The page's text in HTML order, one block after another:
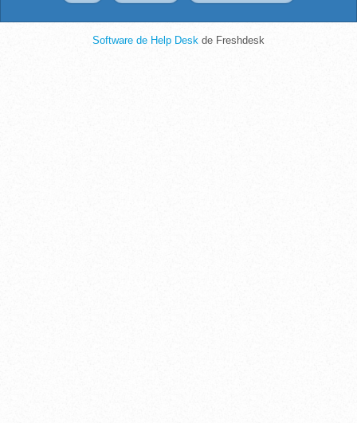
Software de Help Desk de Freshdesk